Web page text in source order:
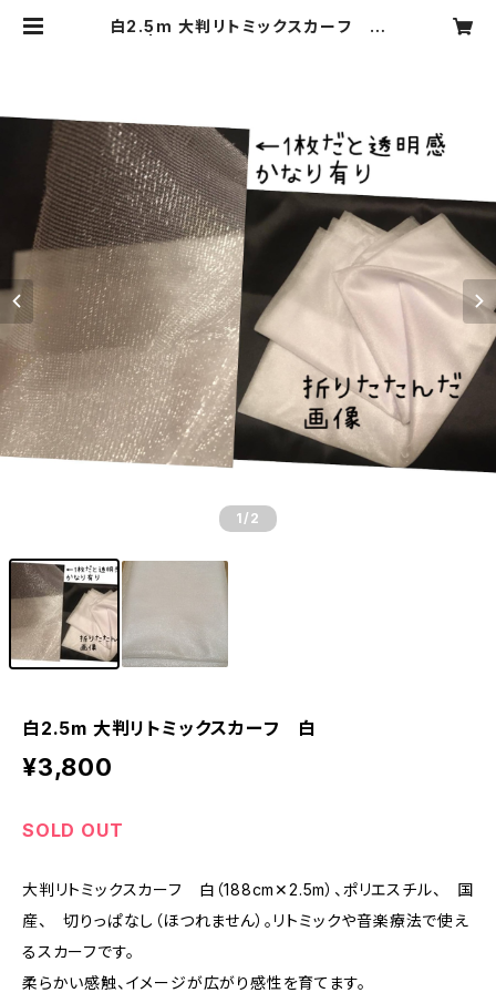
白2.5m 大判リトミックスカーフ 白
1 /2
白2.5m 大判リトミックスカーフ 白
¥3,800
SOLD OUT
大判リトミックスカーフ 白（188cm✕2.5m）、ポリエスチル、 国
産、 切りっぱなし（ほつれません）。リトミックや音楽療法で使え
るスカーフです。
柔らかい感触、イメージが広がり感性を育てます。